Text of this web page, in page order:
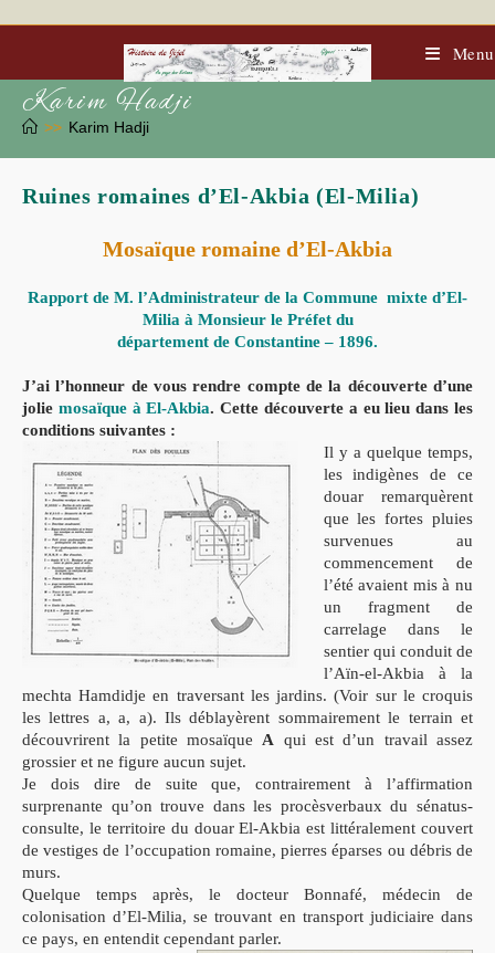
to
Menu
Karim Hadji
>> Karim Hadji
Ruines romaines d’El-Akbia (El-Milia)
Mosaïque romaine d’El-Akbia
Rapport de M. l’Administrateur de la Commune mixte d’El-
Milia à Monsieur le Préfet du
département de Constantine – 1896.
J’ai l’honneur de vous rendre compte de la découverte d’une
jolie mosaïque à El-Akbia. Cette découverte a eu lieu dans les
conditions suivantes :
Il y a quelque temps,
les indigènes de ce
douar remarquèrent
que les fortes pluies
survenues au
commencement de
l’été avaient mis à nu
un fragment de
carrelage dans le
sentier qui conduit de
l’Aïn-el-Akbia à la
mechta Hamdidje en traversant les jardins. (Voir sur le croquis
les lettres a, a, a). Ils déblayèrent sommairement le terrain et
découvrirent la petite mosaïque A qui est d’un travail assez
grossier et ne figure aucun sujet.
Je dois dire de suite que, contrairement à l’affirmation
surprenante qu’on trouve dans les procèsverbaux du sénatus-
consulte, le territoire du douar El-Akbia est littéralement couvert
de vestiges de l’occupation romaine, pierres éparses ou débris de
murs.
Quelque temps après, le docteur Bonnafé, médecin de
colonisation d’El-Milia, se trouvant en transport judiciaire dans
ce pays, en entendit cependant parler.